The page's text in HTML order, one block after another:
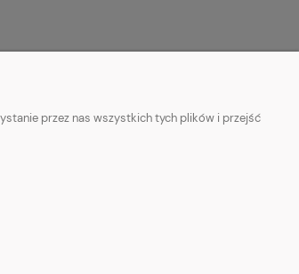
O Nas
przez nas wszystkich tych plików i przejść